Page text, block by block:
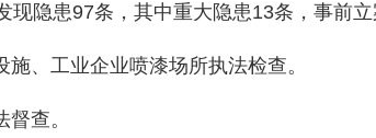
隐患97条，其中重大隐患13条，事前立
、工业企业喷漆场所执法检查。
查。